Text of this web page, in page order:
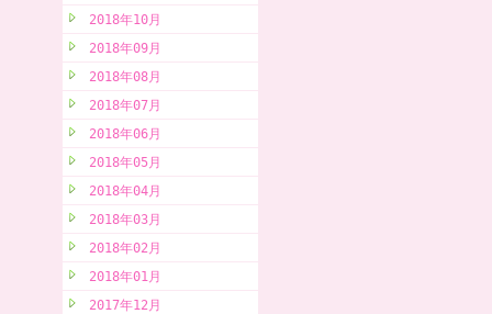
2018年10月
2018年09月
2018年08月
2018年07月
2018年06月
2018年05月
2018年04月
2018年03月
2018年02月
2018年01月
2017年12月